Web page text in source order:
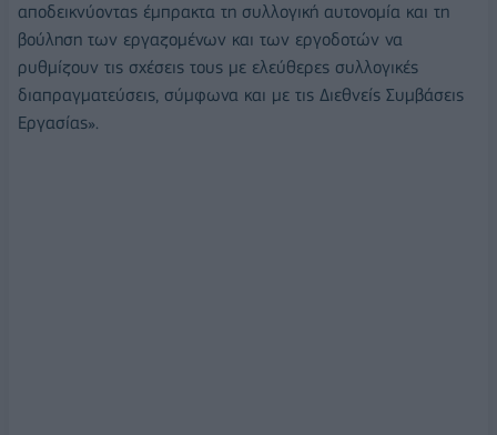
αποδεικνύοντας έμπρακτα τη συλλογική αυτονομία και τη
βούληση των εργαζομένων και των εργοδοτών να
ρυθμίζουν τις σχέσεις τους με ελεύθερες συλλογικές
διαπραγματεύσεις, σύμφωνα και με τις Διεθνείς Συμβάσεις
Εργασίας».